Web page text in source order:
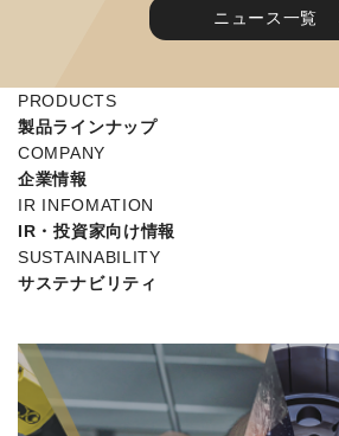
ニュース一覧
PRODUCTS
製品ラインナップ
COMPANY
企業情報
IR INFOMATION
IR・投資家向け情報
SUSTAINABILITY
サステナビリティ